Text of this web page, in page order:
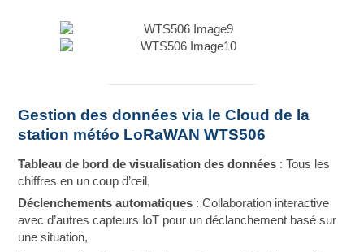
Gestion des données via le Cloud de la
station météo LoRaWAN WTS506
Tableau de bord de visualisation des données : Tous les
chiffres en un coup d’œil,
Déclenchements automatiques : Collaboration interactive
avec d’autres capteurs IoT pour un déclanchement basé sur
une situation,